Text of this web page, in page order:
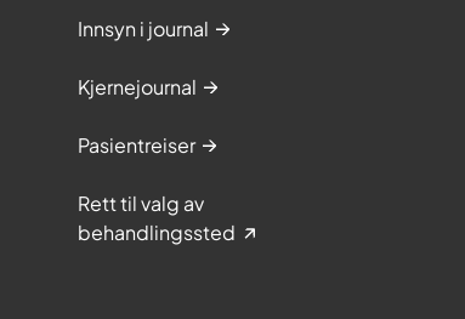
Innsyn i journal
Kjernejournal
Pasientreiser
Rett til valg av
behandlingssted